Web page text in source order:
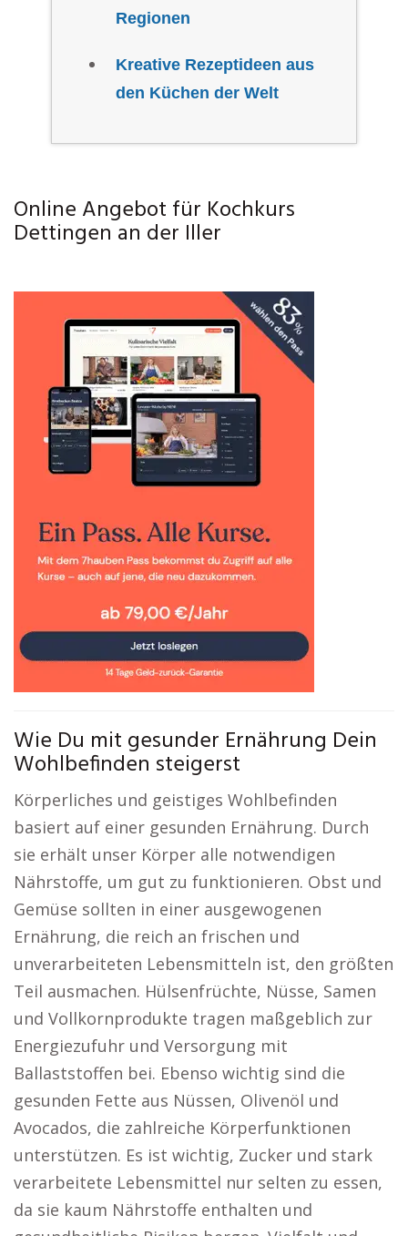
Regionen
Kreative Rezeptideen aus
den Küchen der Welt
Online Angebot für Kochkurs
Dettingen an der Iller
Wie Du mit gesunder Ernährung Dein
Wohlbefinden steigerst
Körperliches und geistiges Wohlbefinden
basiert auf einer gesunden Ernährung. Durch
sie erhält unser Körper alle notwendigen
Nährstoffe, um gut zu funktionieren. Obst und
Gemüse sollten in einer ausgewogenen
Ernährung, die reich an frischen und
unverarbeiteten Lebensmitteln ist, den größten
Teil ausmachen. Hülsenfrüchte, Nüsse, Samen
und Vollkornprodukte tragen maßgeblich zur
Energiezufuhr und Versorgung mit
Ballaststoffen bei. Ebenso wichtig sind die
gesunden Fette aus Nüssen, Olivenöl und
Avocados, die zahlreiche Körperfunktionen
unterstützen. Es ist wichtig, Zucker und stark
verarbeitete Lebensmittel nur selten zu essen,
da sie kaum Nährstoffe enthalten und